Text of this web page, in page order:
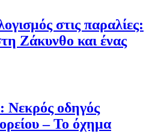
στις παραλίες:
Ζάκυνθο και ένας
Νεκρός οδηγός
– Το όχημα